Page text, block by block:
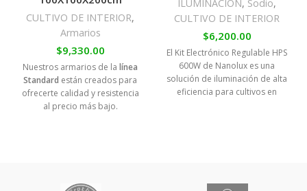
CULTIVO DE INTERIOR,
Armarios
$9,330.00
Nuestros armarios de la línea
Standard están creados para
ofrecerte calidad y resistencia
al precio más bajo.
momento de manipular los
ILUMINACIÓN, Sodio,
CULTIVO DE INTERIOR
$6,200.00
El Kit Electrónico Regulable HPS
600W de Nanolux es una
solución de iluminación de alta
eficiencia para cultivos en